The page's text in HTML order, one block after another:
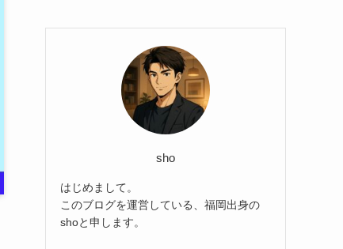
sho
はじめまして。
このブログを運営している、福岡出身の
shoと申します。